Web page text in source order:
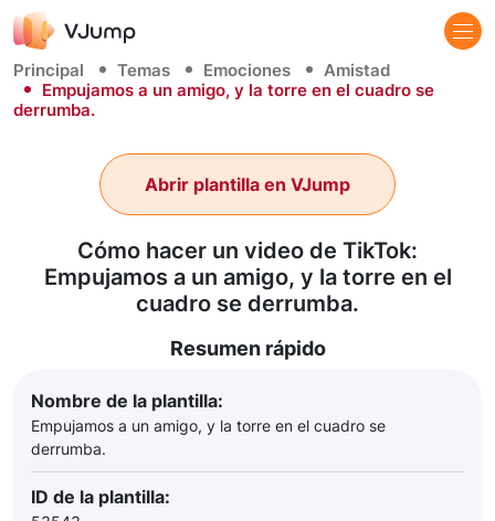
Principal Temas Emociones
Amistad
Empujamos a un amigo, y la torre en el cuadro se
derrumba.
Cómo hacer un video de TikTok:
Empujamos a un amigo, y la torre en el
cuadro se derrumba.
Abrir plantilla en VJump
Resumen rápido
Nombre de la plantilla:
Empujamos a un amigo, y la torre en el cuadro se
derrumba.
ID de la plantilla: